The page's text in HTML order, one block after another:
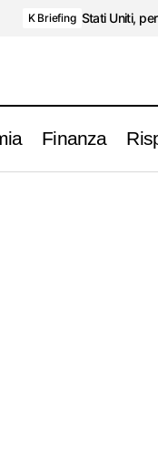
K Briefing Stati Uniti,
Finanza